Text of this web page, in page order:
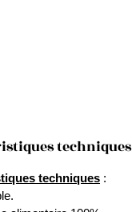
techniques
techniques :